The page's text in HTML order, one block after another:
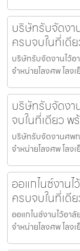
บริษัทรับจัดงา
ครบจบในที่เดี
บริษัทรับจัดงานไว้
จำหน่ายโลงศพ โลง
บริษัทรับจัดง
จบในที่เดียว พ
บริษัทรับจัดงานศพ
จำหน่ายโลงศพ โลง
ออแกไนซ์งาน
ครบจบในที่เดี
ออแกไนซ์งานไว้อ
จำหน่ายโลงศพ โลง